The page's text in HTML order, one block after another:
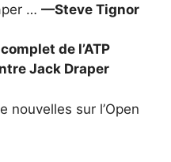
… —Steve Tignor
de l’ATP
Jack Draper
nouvelles sur l’Open